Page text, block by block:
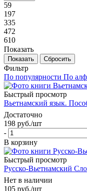
59
197
335
472
610
Показать
Сбросить
Фильтр
По популярности По
Быстрый просмотр
Вьетнамский язык.
Достаточно
198 руб./шт
-
В корзину
Быстрый просмотр
Русско-Вьетнамский
Нет в наличии
105 руб./шт